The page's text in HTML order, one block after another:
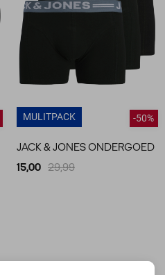
MULITPACK -50%
JACK & JONES ONDERGOED
15,00 29,99